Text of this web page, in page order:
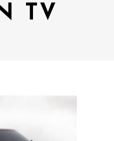
TV